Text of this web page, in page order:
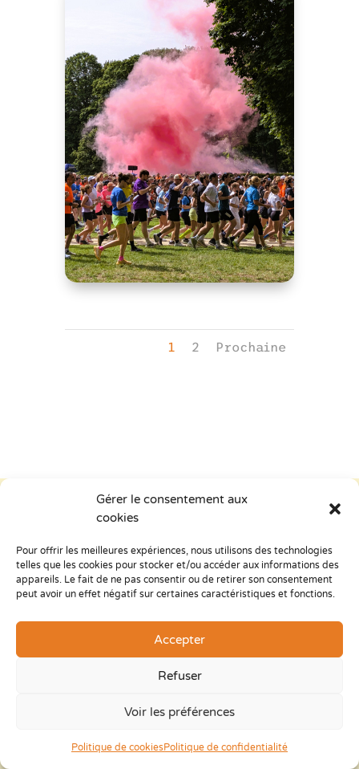
Gérer le consentement aux
cookies
Pour offrir les meilleures expériences, nous utilisons des technologies
telles que les cookies pour stocker et/ou accéder aux informations des
appareils. Le fait de ne pas consentir ou de retirer son consentement
peut avoir un effet négatif sur certaines caractéristiques et fonctions.
Accepter
Refuser
Voir les préférences
Politique de cookiesPolitique de confidentialité
1 2 Prochaine
Nos autres Actualités